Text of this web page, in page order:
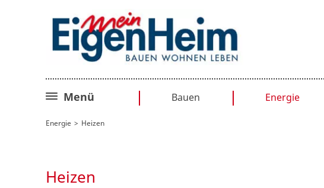
Menü Bauen Energie
Energie Heizen
Heizen